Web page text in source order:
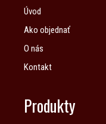
Úvod
Ako objednať
O nás
Kontakt
Produkty